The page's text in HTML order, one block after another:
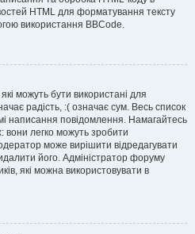
HTML для форматування тексту
використання BBCode.
можуть бути використані для
радість, :( означає сум. Весь список
написання повідомлення. Намагайтесь
вони легко можуть зробити
може вирішити відредагувати
його. Адміністратор форуму
які можна використовувати в